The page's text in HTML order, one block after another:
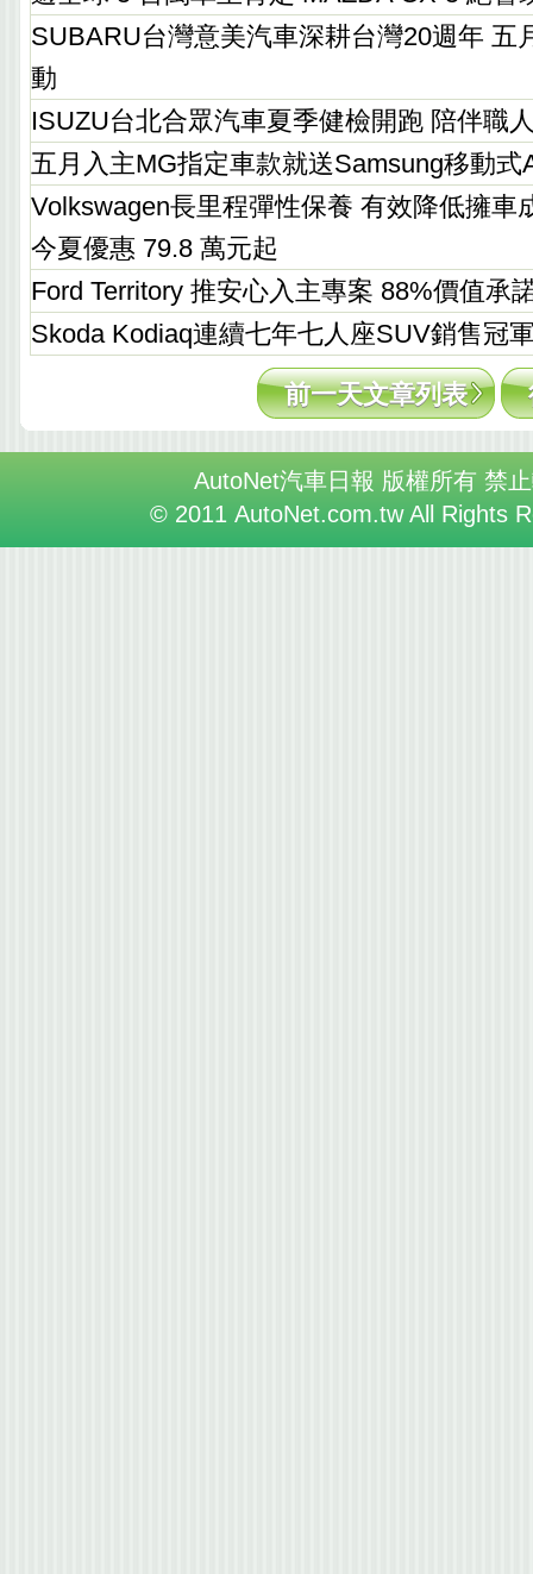
SUBARU台灣意美汽車深耕台灣20週年 五
動
ISUZU台北合眾汽車夏季健檢開跑 陪伴職
五月入主MG指定車款就送Samsung移動式
Volkswagen長里程彈性保養 有效降低擁車
今夏優惠 79.8 萬元起
Ford Territory 推安心入主專案 88%價值承
Skoda Kodiaq連續七年七人座SUV銷售冠
前一天文章列表
AutoNet汽車日報 版權所有 禁
© 2011 AutoNet.com.tw All Rights